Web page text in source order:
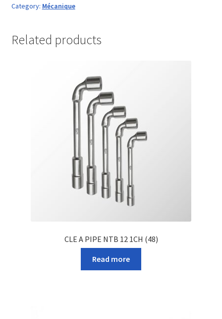
Category: Mécanique
Related products
CLE A PIPE NTB 12 1CH (48)
Read more